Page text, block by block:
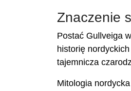
Znaczenie
Postać Gullveiga
historię
tajemnicza
Mitologia